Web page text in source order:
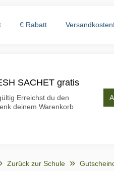
€ Rabatt
SACHET gratis
Erreichst du den
deinem Warenkorb
Zurück zur Schule